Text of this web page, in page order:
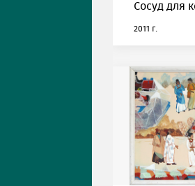
Сосуд для
2011 г.